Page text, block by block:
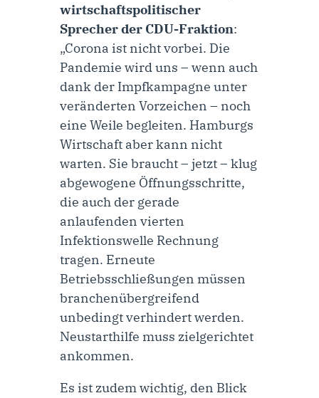
wirtschaftspolitischer
Sprecher der CDU-Fraktion:
„Corona ist nicht vorbei. Die
Pandemie wird uns – wenn auch
dank der Impfkampagne unter
veränderten Vorzeichen – noch
eine Weile begleiten. Hamburgs
Wirtschaft aber kann nicht
warten. Sie braucht – jetzt – klug
abgewogene Öffnungsschritte,
die auch der gerade
anlaufenden vierten
Infektionswelle Rechnung
tragen. Erneute
Betriebsschließungen müssen
branchenübergreifend
unbedingt verhindert werden.
Neustarthilfe muss zielgerichtet
ankommen.
Es ist zudem wichtig, den Blick